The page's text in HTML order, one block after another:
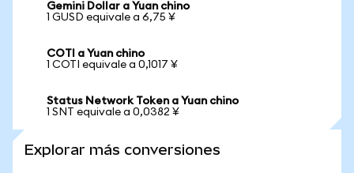
Gemini Dollar a Yuan chino
1 GUSD equivale a 6,75 ¥
COTI a Yuan chino
1 COTI equivale a 0,1017 ¥
Status Network Token a Yuan chino
1 SNT equivale a 0,0382 ¥
Explorar más conversiones